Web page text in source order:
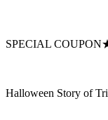
SPECIAL
Halloween Story of